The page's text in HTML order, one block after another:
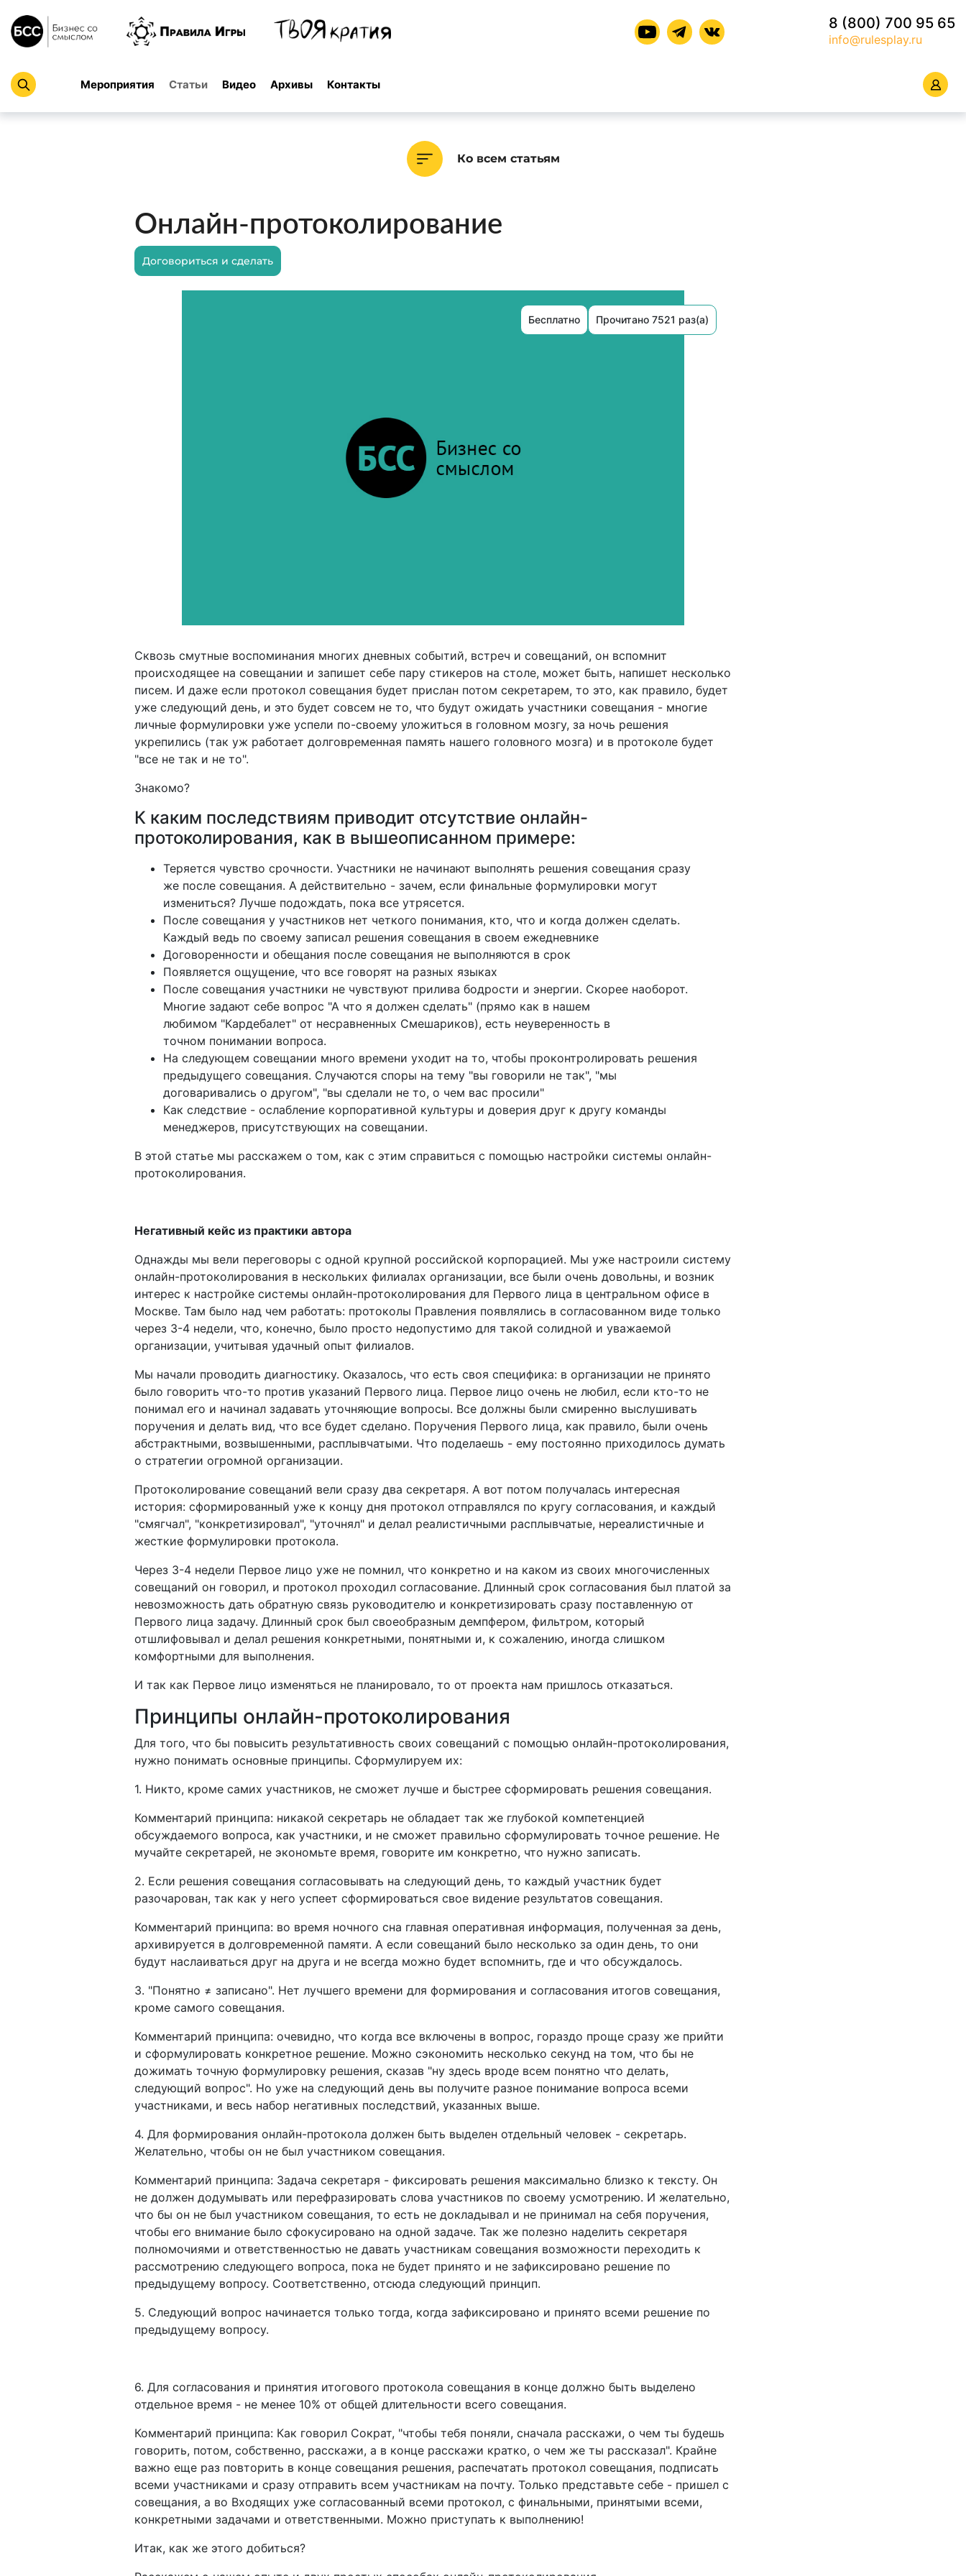
8 (800) 700 95 65
info@rulesplay.ru
Мероприятия Статьи Видео Архивы Контакты
Ко всем статьям
Онлайн-протоколирование
Договориться и сделать
Бесплатно Прочитано 7521 раз(а)
Сквозь смутные воспоминания многих дневных событий, встреч и совещаний, он вспомнит
происходящее на совещании и запишет себе пару стикеров на столе, может быть, напишет несколько
писем. И даже если протокол совещания будет прислан потом секретарем, то это, как правило, будет
уже следующий день, и это будет совсем не то, что будут ожидать участники совещания - многие
личные формулировки уже успели по-своему уложиться в головном мозгу, за ночь решения
укрепились (так уж работает долговременная память нашего головного мозга) и в протоколе будет
"все не так и не то".
Знакомо?
К каким последствиям приводит отсутствие онлайн-
протоколирования, как в вышеописанном примере:
Теряется чувство срочности. Участники не начинают выполнять решения совещания сразу
же после совещания. А действительно - зачем, если финальные формулировки могут
измениться? Лучше подождать, пока все утрясется.
После совещания у участников нет четкого понимания, кто, что и когда должен сделать.
Каждый ведь по своему записал решения совещания в своем ежедневнике
Договоренности и обещания после совещания не выполняются в срок
Появляется ощущение, что все говорят на разных языках
После совещания участники не чувствуют прилива бодрости и энергии. Скорее наоборот.
Многие задают себе вопрос "А что я должен сделать" (прямо как в нашем
любимом "Кардебалет" от несравненных Смешариков), есть неуверенность в
точном понимании вопроса.
На следующем совещании много времени уходит на то, чтобы проконтролировать решения
предыдущего совещания. Случаются споры на тему "вы говорили не так", "мы
договаривались о другом", "вы сделали не то, о чем вас просили"
Как следствие - ослабление корпоративной культуры и доверия друг к другу команды
менеджеров, присутствующих на совещании.
В этой статье мы расскажем о том, как с этим справиться с помощью настройки системы онлайн-
протоколирования.
Негативный кейс из практики автора
Однажды мы вели переговоры с одной крупной российской корпорацией. Мы уже настроили систему
онлайн-протоколирования в нескольких филиалах организации, все были очень довольны, и возник
интерес к настройке системы онлайн-протоколирования для Первого лица в центральном офисе в
Москве. Там было над чем работать: протоколы Правления появлялись в согласованном виде только
через 3-4 недели, что, конечно, было просто недопустимо для такой солидной и уважаемой
организации, учитывая удачный опыт филиалов.
Мы начали проводить диагностику. Оказалось, что есть своя специфика: в организации не принято
было говорить что-то против указаний Первого лица. Первое лицо очень не любил, если кто-то не
понимал его и начинал задавать уточняющие вопросы. Все должны были смиренно выслушивать
поручения и делать вид, что все будет сделано. Поручения Первого лица, как правило, были очень
абстрактными, возвышенными, расплывчатыми. Что поделаешь - ему постоянно приходилось думать
о стратегии огромной организации.
Протоколирование совещаний вели сразу два секретаря. А вот потом получалась интересная
история: сформированный уже к концу дня протокол отправлялся по кругу согласования, и каждый
"смягчал", "конкретизировал", "уточнял" и делал реалистичными расплывчатые, нереалистичные и
жесткие формулировки протокола.
Через 3-4 недели Первое лицо уже не помнил, что конкретно и на каком из своих многочисленных
совещаний он говорил, и протокол проходил согласование. Длинный срок согласования был платой за
невозможность дать обратную связь руководителю и конкретизировать сразу поставленную от
Первого лица задачу. Длинный срок был своеобразным демпфером, фильтром, который
отшлифовывал и делал решения конкретными, понятными и, к сожалению, иногда слишком
комфортными для выполнения.
И так как Первое лицо изменяться не планировало, то от проекта нам пришлось отказаться.
Принципы онлайн-протоколирования
Для того, что бы повысить результативность своих совещаний с помощью онлайн-протоколирования,
нужно понимать основные принципы. Сформулируем их:
1. Никто, кроме самих участников, не сможет лучше и быстрее сформировать решения совещания.
Комментарий принципа: никакой секретарь не обладает так же глубокой компетенцией
обсуждаемого вопроса, как участники, и не сможет правильно сформулировать точное решение. Не
мучайте секретарей, не экономьте время, говорите им конкретно, что нужно записать.
2. Если решения совещания согласовывать на следующий день, то каждый участник будет
разочарован, так как у него успеет сформироваться свое видение результатов совещания.
Комментарий принципа: во время ночного сна главная оперативная информация, полученная за день,
архивируется в долговременной памяти. А если совещаний было несколько за один день, то они
будут наслаиваться друг на друга и не всегда можно будет вспомнить, где и что обсуждалось.
3. "Понятно ≠ записано". Нет лучшего времени для формирования и согласования итогов совещания,
кроме самого совещания.
Комментарий принципа: очевидно, что когда все включены в вопрос, гораздо проще сразу же прийти
и сформулировать конкретное решение. Можно сэкономить несколько секунд на том, что бы не
дожимать точную формулировку решения, сказав "ну здесь вроде всем понятно что делать,
следующий вопрос". Но уже на следующий день вы получите разное понимание вопроса всеми
участниками, и весь набор негативных последствий, указанных выше.
4. Для формирования онлайн-протокола должен быть выделен отдельный человек - секретарь.
Желательно, чтобы он не был участником совещания.
Комментарий принципа: Задача секретаря - фиксировать решения максимально близко к тексту. Он
не должен додумывать или перефразировать слова участников по своему усмотрению. И желательно,
что бы он не был участником совещания, то есть не докладывал и не принимал на себя поручения,
чтобы его внимание было сфокусировано на одной задаче. Так же полезно наделить секретаря
полномочиями и ответственностью не давать участникам совещания возможности переходить к
рассмотрению следующего вопроса, пока не будет принято и не зафиксировано решение по
предыдущему вопросу. Соответственно, отсюда следующий принцип.
5. Следующий вопрос начинается только тогда, когда зафиксировано и принято всеми решение по
предыдущему вопросу.
6. Для согласования и принятия итогового протокола совещания в конце должно быть выделено
отдельное время - не менее 10% от общей длительности всего совещания.
Комментарий принципа: Как говорил Сократ, "чтобы тебя поняли, сначала расскажи, о чем ты будешь
говорить, потом, собственно, расскажи, а в конце расскажи кратко, о чем же ты рассказал". Крайне
важно еще раз повторить в конце совещания решения, распечатать протокол совещания, подписать
всеми участниками и сразу отправить всем участникам на почту. Только представьте себе - пришел с
совещания, а во Входящих уже согласованный всеми протокол, с финальными, принятыми всеми,
конкретными задачами и ответственными. Можно приступать к выполнению!
Итак, как же этого добиться?